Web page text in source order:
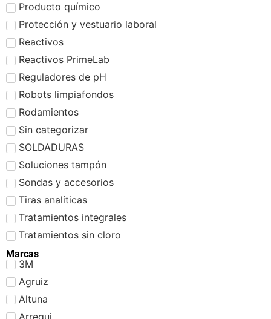
Producto químico
Protección y vestuario laboral
Reactivos
Reactivos PrimeLab
Reguladores de pH
Robots limpiafondos
Rodamientos
Sin categorizar
SOLDADURAS
Soluciones tampón
Sondas y accesorios
Tiras analíticas
Tratamientos integrales
Tratamientos sin cloro
Marcas
3M
Agruiz
Altuna
Arregui